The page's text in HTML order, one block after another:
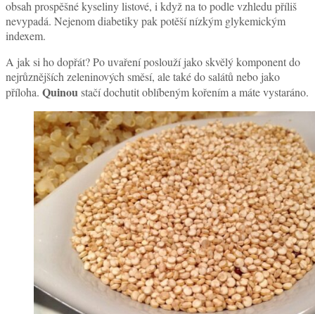
obsah prospěšné kyseliny listové, i když na to podle vzhledu příliš
nevypadá. Nejenom diabetiky pak potěší nízkým glykemickým
indexem.
A jak si ho dopřát? Po uvaření poslouží jako skvělý komponent do
nejrůznějších zeleninových směsí, ale také do salátů nebo jako
příloha. Quinoustačí dochutit oblíbeným kořením a máte vystaráno.